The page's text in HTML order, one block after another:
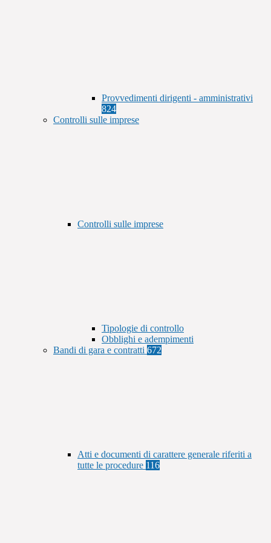
Provvedimenti dirigenti - amministrativi
824
Controlli sulle imprese
Controlli sulle imprese
Tipologie di controllo
Obblighi e adempimenti
Bandi di gara e contratti 672
Atti e documenti di carattere generale riferiti a
tutte le procedure 116